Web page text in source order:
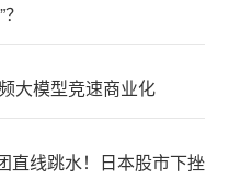
大模型竞速商业化
直线跳水！日本股市下挫